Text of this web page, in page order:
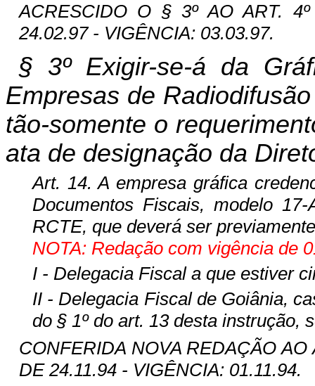
ACRESCIDO O § 3º AO ART.
24.02.97 - VIGÊNCIA: 03.03.97.
§ 3º Exigir-se-á da
Empresas de
tão-somente o
ata de designação da
Art. 14. A empresa gráfica
Documentos Fiscais, modelo
RCTE, que deverá ser
NOTA: Redação com vigência de
I - Delegacia Fiscal a que estiver
II - Delegacia Fiscal de Goiânia,
do § 1º do art. 13 desta instrução,
CONFERIDA NOVA REDAÇÃO AO
DE 24.11.94 - VIGÊNCIA: 01.11.94.